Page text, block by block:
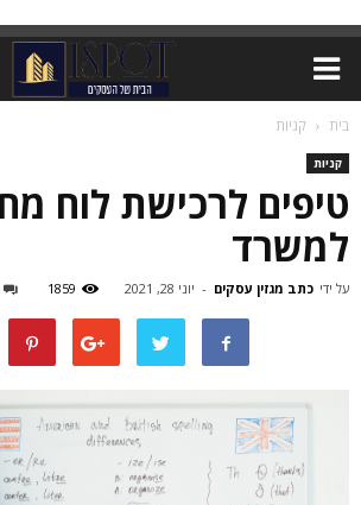
בית קניות
קניות
טיפים לרכישת לוח
למשרד
על ידי כתב מגזין עסקים - יוני 28, 2021 1859